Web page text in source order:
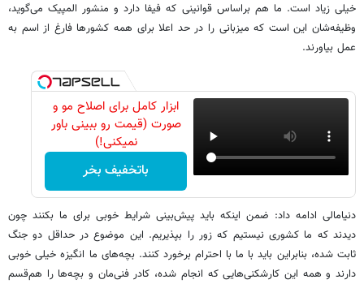
خیلی زیاد است. ما هم براساس قوانینی که فیفا دارد و منشور المپیک می‌گوید،
وظیفه‌شان این است که میزبانی را در حد اعلا برای همه کشورها فارغ از اسم به
عمل بیاورند.
ابزار کامل برای اصلاح مو و
صورت (قیمت رو ببینی باور
نمیکنی!)
باتخفیف بخر
دنیامالی ادامه داد: ضمن اینکه باید پیش‌بینی شرایط خوبی برای ما بکنند چون
دیدند که ما کشوری نیستیم که زور را بپذیریم. این موضوع در حداقل دو جنگ
ثابت شده، بنابراین باید با ما با احترام برخورد کنند. بچه‌های ما انگیزه خیلی خوبی
دارند و همه این کارشکنی‌هایی که انجام شده، کادر فنی‌مان و بچه‌ها را هم‌قسم